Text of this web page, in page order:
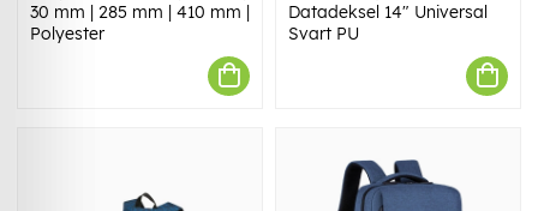
30 mm | 285 mm | 410 mm |
Polyester
Datadeksel 14" Universal
Svart PU